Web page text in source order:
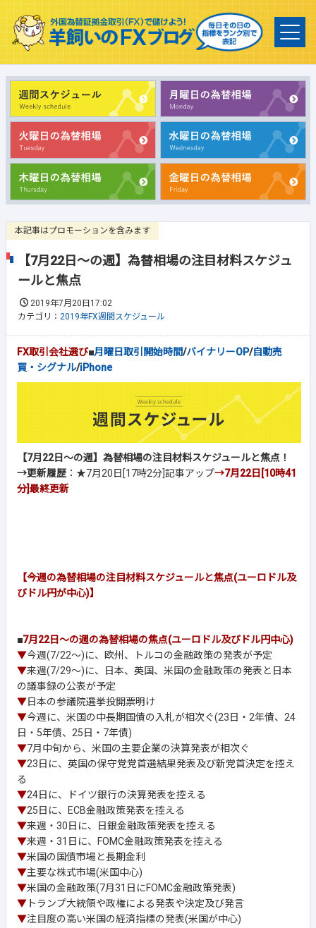
本記事はプロモーションを含みます
【7月22日～の週】為替相場の注目材料スケジュ
ールと焦点
2019年7月20日17:02
カテゴリ： 2019年FX週間スケジュール
FX取引会社選び■月曜日取引開始時間/バイナリーOP/自動売
買・シグナル/iPhone
【7月22日～の週】為替相場の注目材料スケジュールと焦点！
→更新履歴 ：★7月20日[17時2分]記事アップ→7月22日[10時41
分]最終更新
【今週の為替相場の注目材料スケジュールと焦点(ユーロドル及
びドル円が中心)】
■7月22日～の週の為替相場の焦点(ユーロドル及びドル円中心)
▼今週(7/22～)に、欧州、トルコの金融政策の発表が予定
▼来週(7/29～)に、日本、英国、米国の金融政策の発表と日本
の議事録の公表が予定
▼日本の参議院選挙投開票明け
▼今週に、米国の中長期国債の入札が相次ぐ(23日・2年債、24
日・5年債、25日・7年債)
▼7月中旬から、米国の主要企業の決算発表が相次ぐ
▼23日に、英国の保守党党首選結果発表及び新党首決定を控え
る
▼24日に、ドイツ銀行の決算発表を控える
▼25日に、ECB金融政策発表を控える
▼来週・30日に、日銀金融政策発表を控える
▼来週・31日に、FOMC金融政策発表を控える
▼米国の国債市場と長期金利
▼主要な株式市場(米国中心)
▼米国の金融政策(7月31日にFOMC金融政策発表)
▼ トランプ大統領や政権による発表や決定及び発言
▼注目度の高い米国の経済指標の発表(米国が中心)